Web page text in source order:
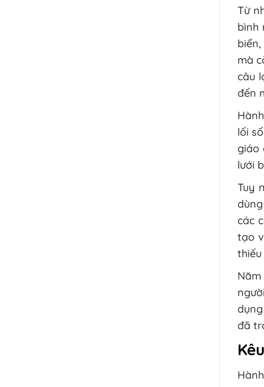
Từ
bình
mà
câu
đến
lối
giáo
lưới
Tuy
các
tạo
thiếu
đã